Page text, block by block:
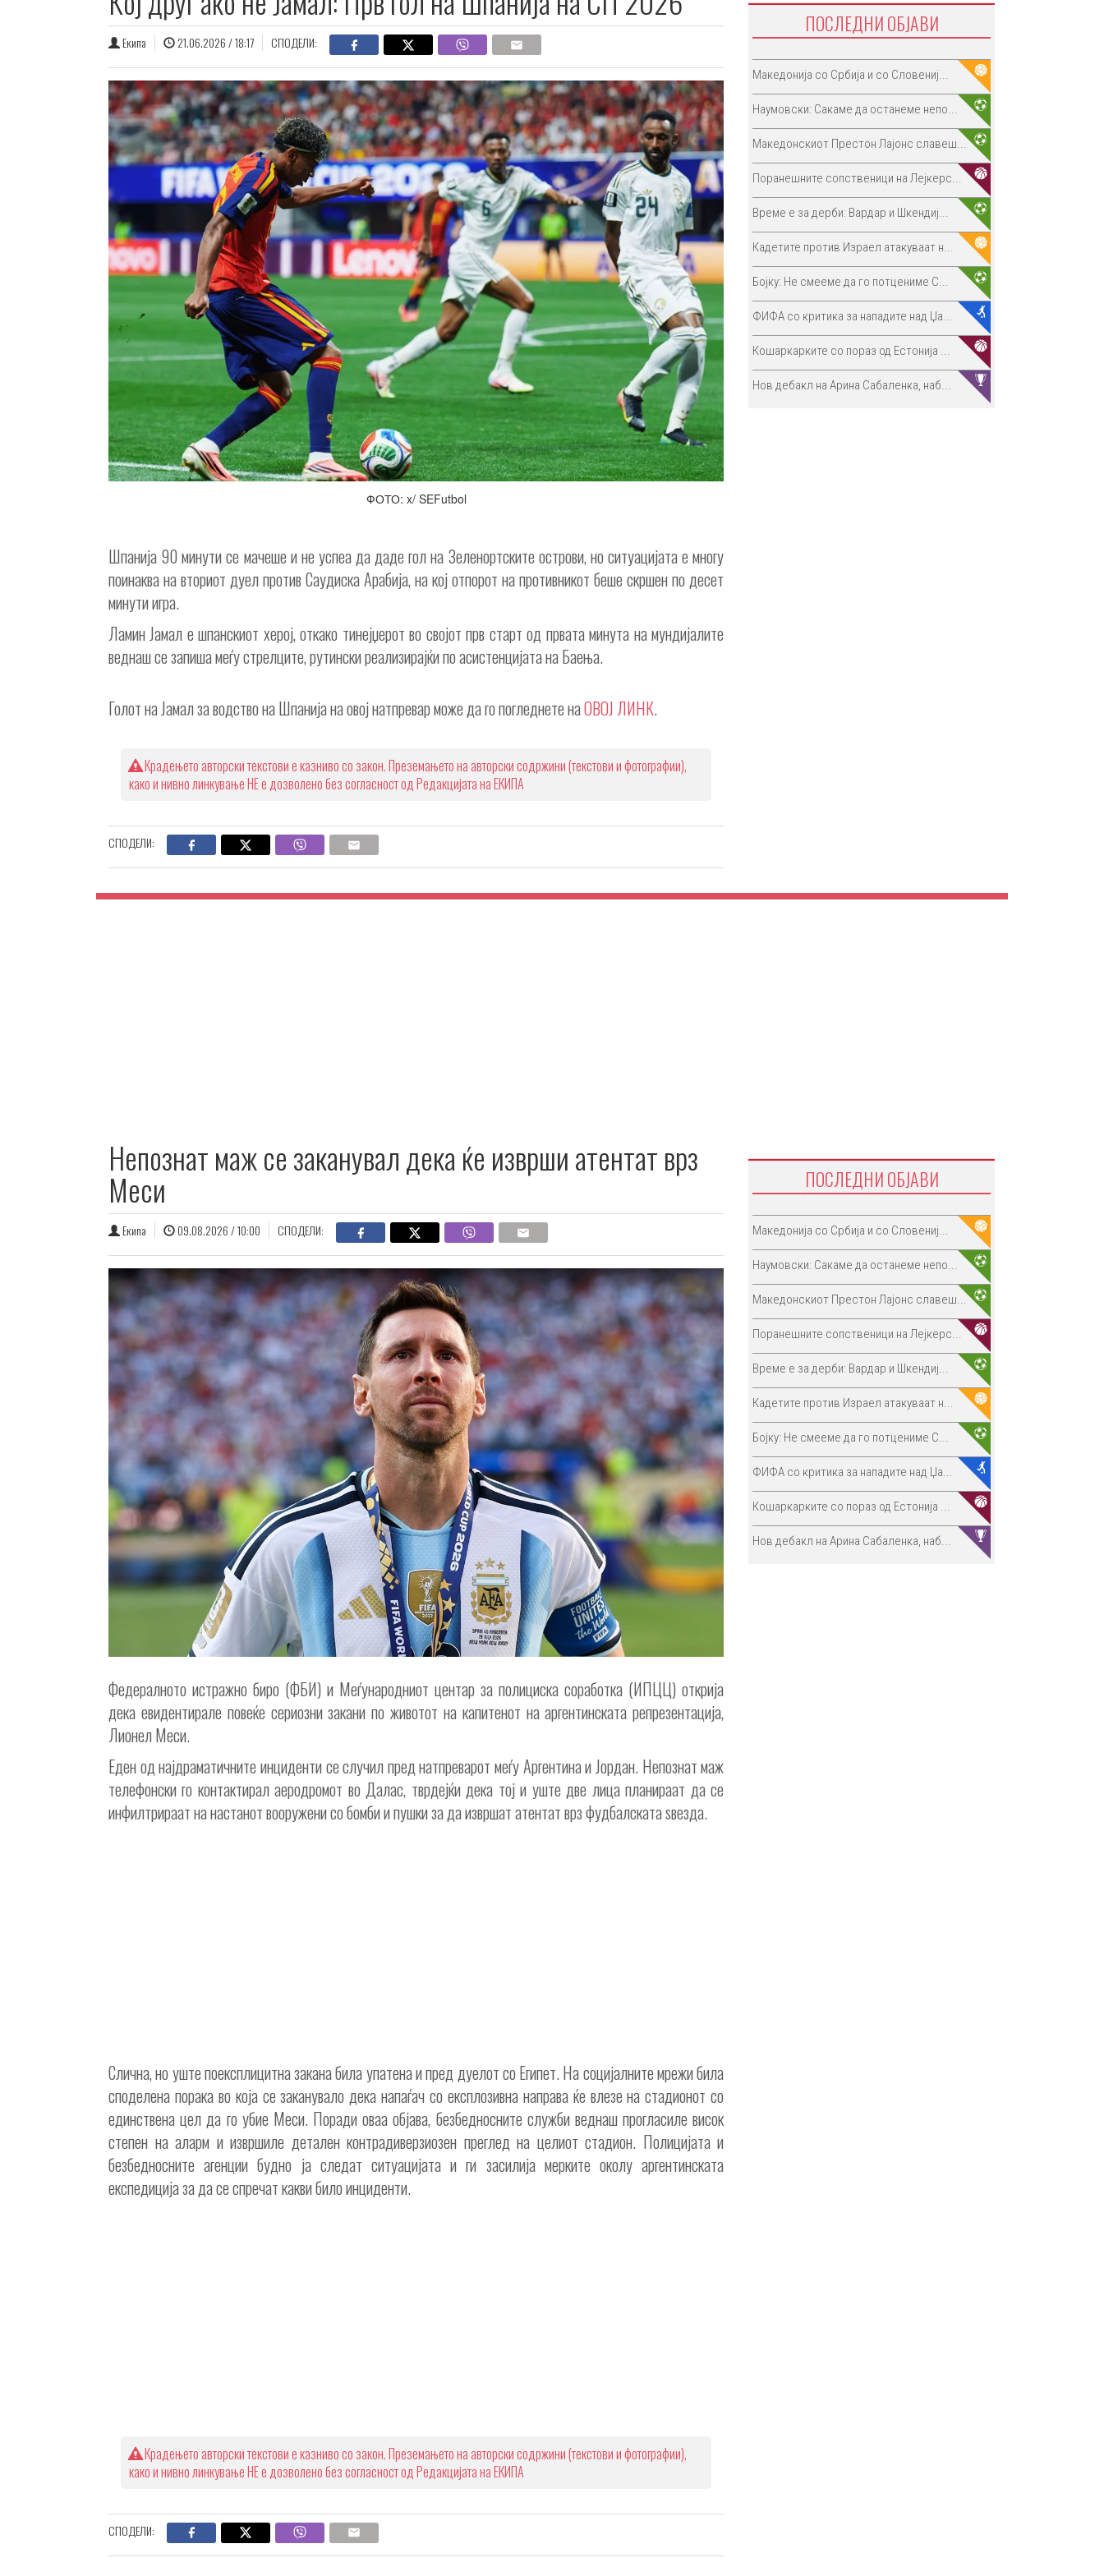
Екипа 21.06.2026 / 18:17 СПОДЕЛИ:
ФОТО: x/ SEFutbol
Шпанија 90 минути се мачеше и не успеа да даде гол на Зеленортските острови, но ситуацијата е многу
поинаква на вториот дуел против Саудиска Арабија, на кој отпорот на противникот беше скршен по десет
минути игра.
Ламин Јамал е шпанскиот херој, откако тинејџерот во својот прв старт од првата минута на мундијалите
веднаш се запиша меѓу стрелците, рутински реализирајќи по асистенцијата на Баења.
Голот на Јамал за водство на Шпанија на овој натпревар може да го погледнете наОВОЈ ЛИНК.
Крадењето авторски текстови е казниво со закон. Преземањето на авторски содржини (текстови и фотографии),
како и нивно линкување НЕ е дозволено без согласност од Редакцијата на ЕКИПА
СПОДЕЛИ:
ПОСЛЕДНИ ОБЈАВИ
Македонија со Србија и со Словениј...
Наумовски: Сакаме да останеме непо...
Македонскиот Престон Лајонс славеш...
Поранешните сопственици на Лејкерс...
Време е за дерби: Вардар и Шкендиј...
Кадетите против Израел атакуваат н...
Бојку: Не смееме да го потцениме С...
ФИФА со критика за нападите над Џа...
Кошаркарките со пораз од Естонија ...
Нов дебакл на Арина Сабаленка, наб...
Непознат маж се заканувал дека ќе изврши атентат врз
Меси
Екипа 09.08.2026 / 10:00 СПОДЕЛИ:
Федералното истражно биро (ФБИ) и Меѓународниот центар за полициска соработка (ИПЦЦ) открија
дека евидентирале повеќе сериозни закани по животот на капитенот на аргентинската репрезентација,
Лионел Меси.
Еден од најдраматичните инциденти се случил пред натпреварот меѓу Аргентина и Јордан. Непознат маж
телефонски го контактирал аеродромот во Далас, тврдејќи дека тој и уште две лица планираат да се
инфилтрираат на настанот вооружени со бомби и пушки за да извршат атентат врз фудбалската ѕвезда.
Слична, но уште поексплицитна закана била упатена и пред дуелот со Египет. На социјалните мрежи била
споделена порака во која се заканувало дека напаѓач со експлозивна направа ќе влезе на стадионот со
единствена цел да го убие Меси. Поради оваа објава, безбедносните служби веднаш прогласиле висок
степен на аларм и извршиле детален контрадиверзиозен преглед на целиот стадион. Полицијата и
безбедносните агенции будно ја следат ситуацијата и ги засилија мерките околу аргентинската
експедиција за да се спречат какви било инциденти.
Крадењето авторски текстови е казниво со закон. Преземањето на авторски содржини (текстови и фотографии),
како и нивно линкување НЕ е дозволено без согласност од Редакцијата на ЕКИПА
СПОДЕЛИ:
ПОСЛЕДНИ ОБЈАВИ
Македонија со Србија и со Словениј...
Наумовски: Сакаме да останеме непо...
Македонскиот Престон Лајонс славеш...
Поранешните сопственици на Лејкерс...
Време е за дерби: Вардар и Шкендиј...
Кадетите против Израел атакуваат н...
Бојку: Не смееме да го потцениме С...
ФИФА со критика за нападите над Џа...
Кошаркарките со пораз од Естонија ...
Нов дебакл на Арина Сабаленка, наб...